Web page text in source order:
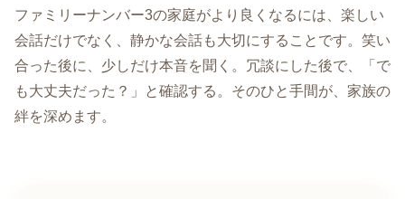
ファミリーナンバー3の家庭がより良くなるには、楽しい
会話だけでなく、静かな会話も大切にすることです。笑い
合った後に、少しだけ本音を聞く。冗談にした後で、「で
も大丈夫だった？」と確認する。そのひと手間が、家族の
絆を深めます。